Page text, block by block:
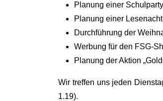
Planung einer
Planung einer
Durchführung der
Werbung für den FSG-
Planung der Aktion
Wir treffen uns jeden
1.19).